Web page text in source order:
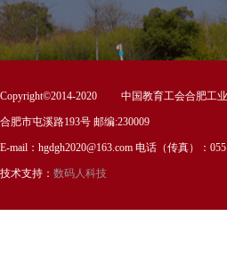
Copyright©2014-2020 中国教育工会合肥
合肥市屯溪路193号 邮编:230009
E-mail：hgdgh2020@163.com 电话（传真）：
技术支持： 数码人科技